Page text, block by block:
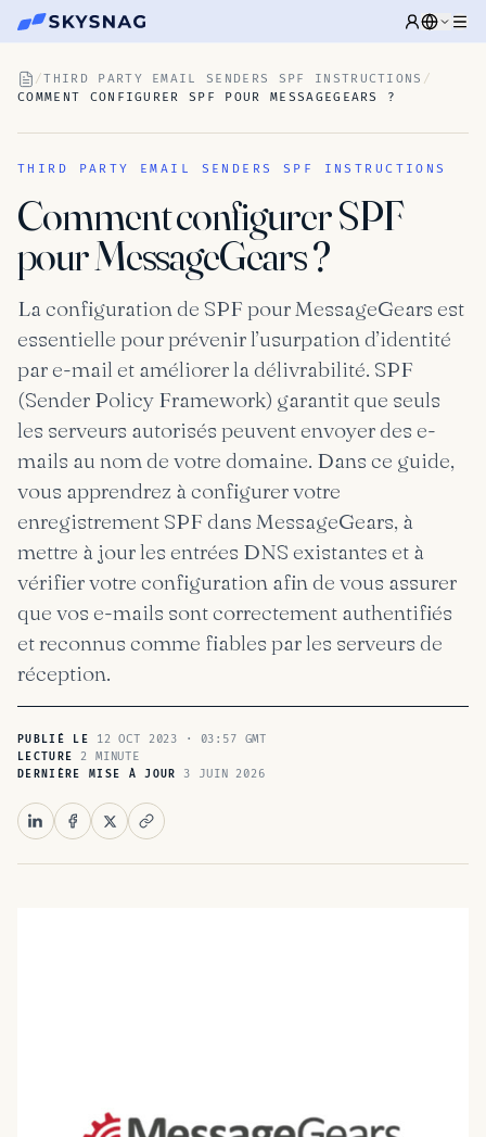
/THIRD PARTY EMAIL SENDERS SPF INSTRUCTIONS /
COMMENT CONFIGURER SPF POUR MESSAGEGEARS ?
THIRD PARTY EMAIL SENDERS SPF INSTRUCTIONS
Comment configurer SPF
pour MessageGears ?
La configuration de SPF pour MessageGears est
essentielle pour prévenir l’usurpation d’identité
par e-mail et améliorer la délivrabilité. SPF
(Sender Policy Framework) garantit que seuls
les serveurs autorisés peuvent envoyer des e-
mails au nom de votre domaine. Dans ce guide,
vous apprendrez à configurer votre
enregistrement SPF dans MessageGears, à
mettre à jour les entrées DNS existantes et à
vérifier votre configuration afin de vous assurer
que vos e-mails sont correctement authentifiés
et reconnus comme fiables par les serveurs de
réception.
PUBLIÉ LE 12 OCT 2023 · 03:57 GMT
LECTURE 2 MINUTE
DERNIÈRE MISE À JOUR 3 JUIN 2026